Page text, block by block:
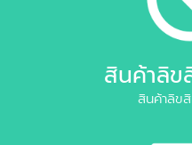
สินค้าลิ
สินค้าลิข